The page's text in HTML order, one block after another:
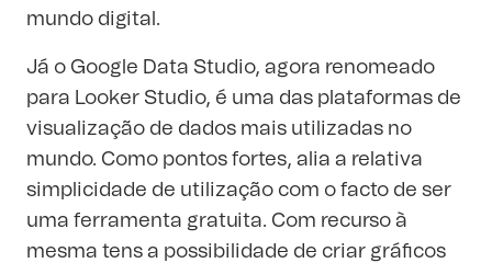
mundo digital.
Já o Google Data Studio, agora renomeado
para Looker Studio, é uma das plataformas de
visualização de dados mais utilizadas no
mundo. Como pontos fortes, alia a relativa
simplicidade de utilização com o facto de ser
uma ferramenta gratuita. Com recurso à
mesma tens a possibilidade de criar gráficos